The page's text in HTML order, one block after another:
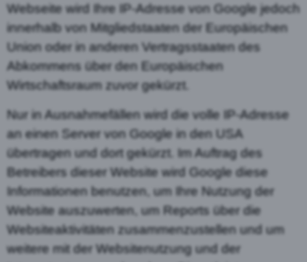
Webseite wird Ihre IP-Adresse von Google jedoch
innerhalb von Mitgliedstaaten der Europäischen
Union oder in anderen Vertragsstaaten des
Abkommens über den Europäischen
Wirtschaftsraum zuvor gekürzt.
Nur in Ausnahmefällen wird die volle IP-Adresse
an einen Server von Google in den USA
übertragen und dort gekürzt. Im Auftrag des
Betreibers dieser Website wird Google diese
Informationen benutzen, um Ihre Nutzung der
Website auszuwerten, um Reports über die
Websiteaktivitäten zusammenzustellen und um
weitere mit der Websitenutzung und der